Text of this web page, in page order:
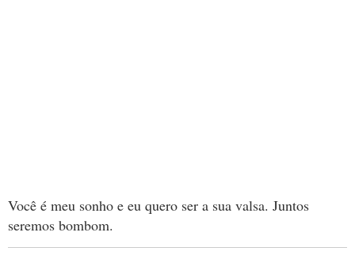
Você é meu sonho e eu quero ser a sua valsa. Juntos
seremos bombom.